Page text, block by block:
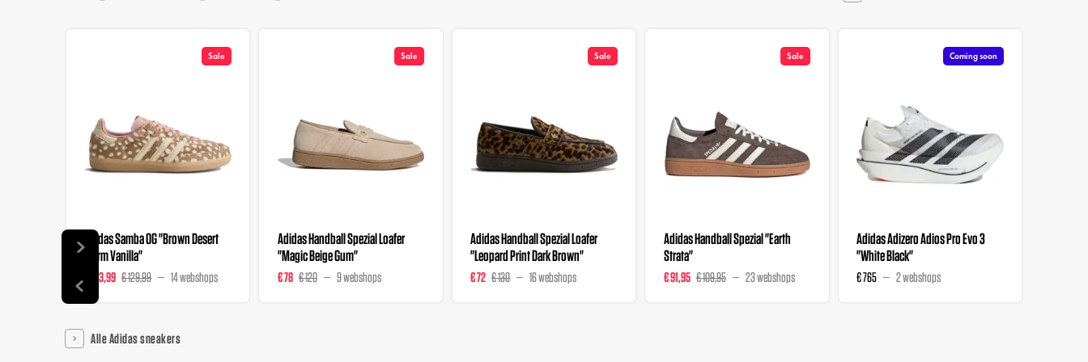
Sale
Adidas Samba OG "Brown Desert
Warm Vanilla"
€ 103,99 € 129,99 14 webshops
Sale
Adidas Handball Spezial Loafer
"Magic Beige Gum"
€ 78 € 120 9 webshops
Sale
Adidas Handball Spezial Loafer
"Leopard Print Dark Brown"
€ 72 € 130 16 webshops
Sale
Adidas Handball Spezial "Earth
Strata"
€ 91,95 € 109,95 23 webshops
Coming soon
Adidas Adizero Adios Pro Evo 3
"White Black"
€ 765 2 webshops
Alle Adidas sneakers